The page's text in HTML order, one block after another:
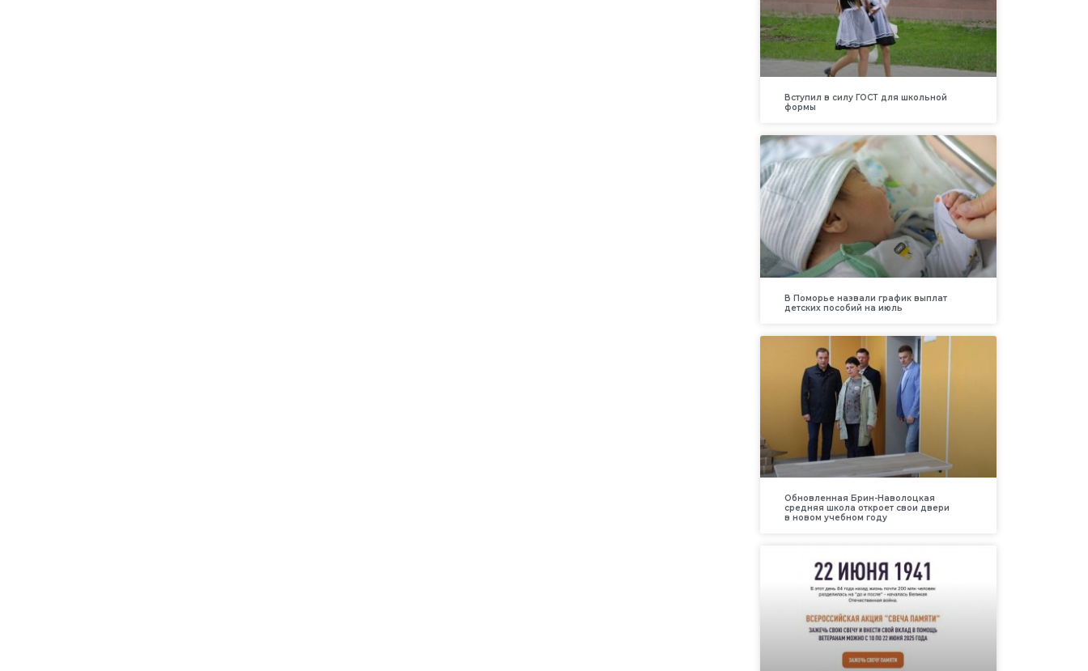
Вступил в силу ГОСТ для школьной
формы
В Поморье назвали график выплат
детских пособий на июль
Обновленная Брин-Наволоцкая
средняя школа откроет свои двери
в новом учебном году